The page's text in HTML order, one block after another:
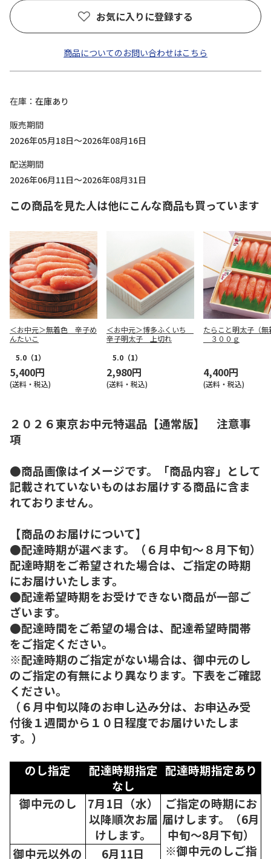
お気に入りに登録する
商品についてのお問い合わせはこちら
在庫
在庫あり
販売期間
2026年05月18日～2026年08月16日
配送期間
2026年06月11日～2026年08月31日
この商品を見た人は他にこんな商品も買っています
＜お中元＞無着色 辛子め
んたいこ
5.0 （1）
5,400円
(送料・税込)
＜お中元＞博多ふくいち
辛子明太子 上切れ
5.0 （1）
2,980円
(送料・税込)
たらこと明太子（無
３００ｇ
4,400円
(送料・税込)
２０２６東京お中元特選品【通常版】 注意事
項
●商品画像はイメージです。「商品内容」として
記載されていないものはお届けする商品に含ま
れておりません。
【商品のお届けについて】
●配達時期が選べます。（６月中旬～８月下旬）
配達時期をご希望された場合は、ご指定の時期
にお届けいたします。
●配達希望時期をお受けできない商品が一部ご
ざいます。
●配達時間をご希望の場合は、配達希望時間帯
をご指定ください。
※配達時期のご指定がない場合は、御中元のし
のご指定の有無により異なります。下表をご確認
ください。
（６月中旬以降のお申し込み分は、お申込み受
付後１週間から１０日程度でお届けいたしま
す。）
のし指定
配達時期指定
なし
配達時期指定あり
御中元のし
7月1日（水）
以降順次お届
けします。
ご指定の時期にお
届けします。（6月
中旬～8月下旬）
※御中元のしご指
御中元以外の 6月11日